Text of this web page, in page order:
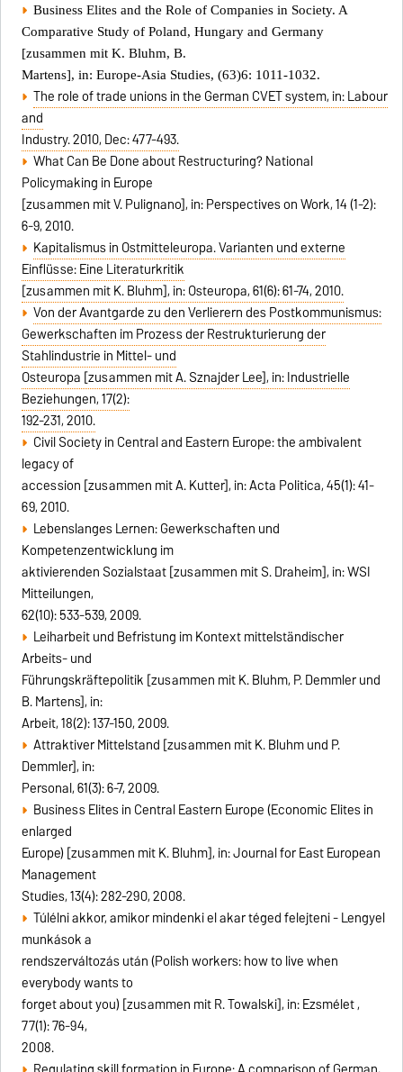
Business Elites and the Role of Companies in Society. A
Comparative Study of Poland, Hungary and Germany
[zusammen mit K. Bluhm, B.
Martens], in: Europe-Asia Studies, (63)6: 1011-1032.
The role of trade unions in the German CVET system, in: Labour
and
Industry. 2010, Dec: 477-493.
What Can Be Done about Restructuring? National
Policymaking in Europe
[zusammen mit V. Pulignano], in: Perspectives on Work, 14 (1-2):
6-9, 2010.
Kapitalismus in Ostmitteleuropa. Varianten und externe
Einflüsse: Eine Literaturkritik
[zusammen mit K. Bluhm], in: Osteuropa, 61(6): 61-74, 2010.
Von der Avantgarde zu den Verlierern des Postkommunismus:
Gewerkschaften im Prozess der Restrukturierung der
Stahlindustrie in Mittel- und
Osteuropa [zusammen mit A. Sznajder Lee], in: Industrielle
Beziehungen, 17(2):
192-231, 2010.
Civil Society in Central and Eastern Europe: the ambivalent
legacy of
accession [zusammen mit A. Kutter], in: Acta Politica, 45(1): 41-
69, 2010.
Lebenslanges Lernen: Gewerkschaften und
Kompetenzentwicklung im
aktivierenden Sozialstaat [zusammen mit S. Draheim], in: WSI
Mitteilungen,
62(10): 533-539, 2009.
Leiharbeit und Befristung im Kontext mittelständischer
Arbeits- und
Führungskräftepolitik [zusammen mit K. Bluhm, P. Demmler und
B. Martens], in:
Arbeit, 18(2): 137-150, 2009.
Attraktiver Mittelstand [zusammen mit K. Bluhm und P.
Demmler], in:
Personal, 61(3): 6-7, 2009.
Business Elites in Central Eastern Europe (Economic Elites in
enlarged
Europe) [zusammen mit K. Bluhm], in: Journal for East European
Management
Studies, 13(4): 282-290, 2008.
Túlélni akkor, amikor mindenki el akar téged felejteni - Lengyel
munkások a
rendszerváltozás után (Polish workers: how to live when
everybody wants to
forget about you) [zusammen mit R. Towalski], in: Ezsmélet ,
77(1): 76-94,
2008.